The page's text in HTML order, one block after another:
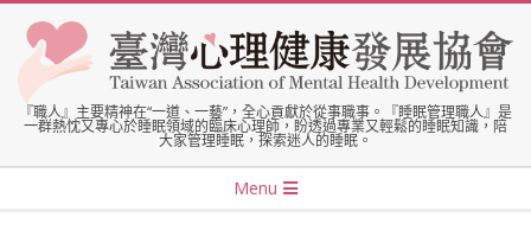
content
臺
灣
『職人』主要精神在“一道、一藝”，全心貢獻於從事職事。『睡眠管理職人』是
一群熱忱又專心於睡眠領域的臨床心理師，盼透過專業又輕鬆的睡眠知識，陪
大家管理睡眠，探索迷人的睡眠。
Menu